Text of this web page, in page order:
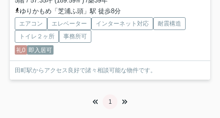
ゆりかもめ「芝浦ふ頭」駅 徒歩8分
エアコン エレベーター インターネット対応
耐震構造
トイレ２ヶ所
事務所可
礼0 即入居可
田町駅からアクセス良好で諸々相談可能な物件です。
1